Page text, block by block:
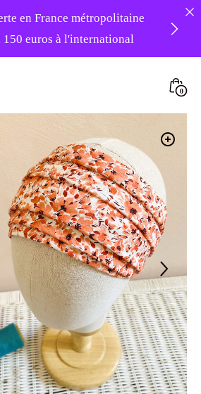
en France métropolitaine
150 euros à l'international
0